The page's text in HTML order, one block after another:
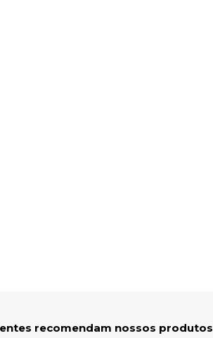
recomendam nossos produtos